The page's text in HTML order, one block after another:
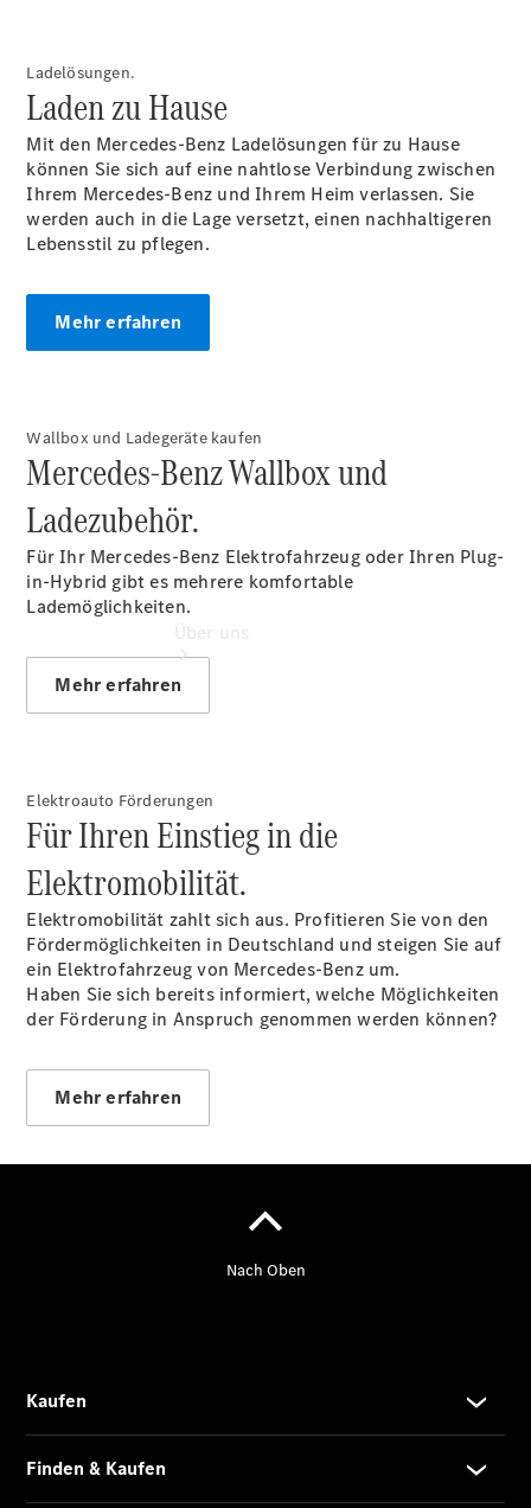
Werkstatt
Rückrufe &
Umrüstungen
Warnung: Betrug
beim
Gebrauchtwagenkauf
Service für
Finanzdienste
Übersicht
Kontakt
Ansprechpartner
Kontaktformular
Unternehmens
News
Autohaus
Kundenkarte
Unternehmensinformationen
Ladelösungen.
Laden zu Hause
Mit den Mercedes-Benz Ladelösungen für zu Hause
können Sie sich auf eine nahtlose Verbindung zwischen
Ihrem Mercedes-Benz und Ihrem Heim verlassen. Sie
werden auch in die Lage versetzt, einen nachhaltigeren
Lebensstil zu pflegen.
Mehr erfahren
Wallbox und Ladegeräte kaufen
Mercedes-Benz Wallbox und
Ladezubehör.
Für Ihr Mercedes-Benz Elektrofahrzeug oder Ihren Plug-
in-Hybrid gibt es mehrere komfortable
Lademöglichkeiten.
Mehr erfahren
Elektroauto Förderungen
Für Ihren Einstieg in die
Elektromobilität.
Elektromobilität zahlt sich aus. Profitieren Sie von den
Fördermöglichkeiten in Deutschland und steigen Sie auf
ein Elektrofahrzeug von Mercedes-Benz um.
Haben Sie sich bereits informiert, welche Möglichkeiten
der Förderung in Anspruch genommen werden können?
Mehr erfahren